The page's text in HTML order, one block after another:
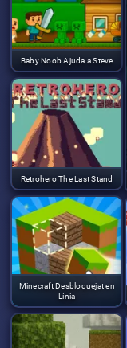
Baby Noob Ajuda a Steve
Retrohero The Last Stand
Minecraft Desbloquejat en
Línia